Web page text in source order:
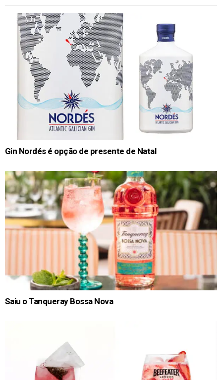
Gin Nordés é opção de presente de Natal
Saiu o Tanqueray Bossa Nova